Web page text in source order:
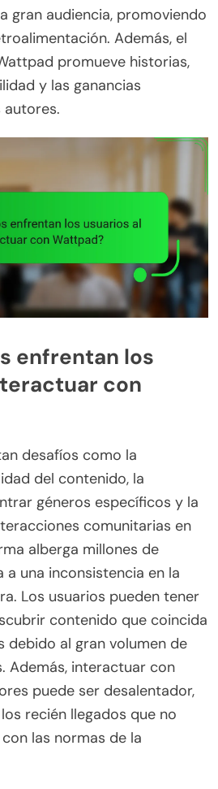
gran audiencia, promoviendo
Además, el
promueve historias,
y las ganancias
enfrentan los
con
desafíos como la
del contenido, la
géneros específicos y la
comunitarias en
alberga millones de
a una inconsistencia en la
Los usuarios pueden tener
contenido que coincida
debido al gran volumen de
Además, interactuar con
puede ser desalentador,
recién llegados que no
las normas de la